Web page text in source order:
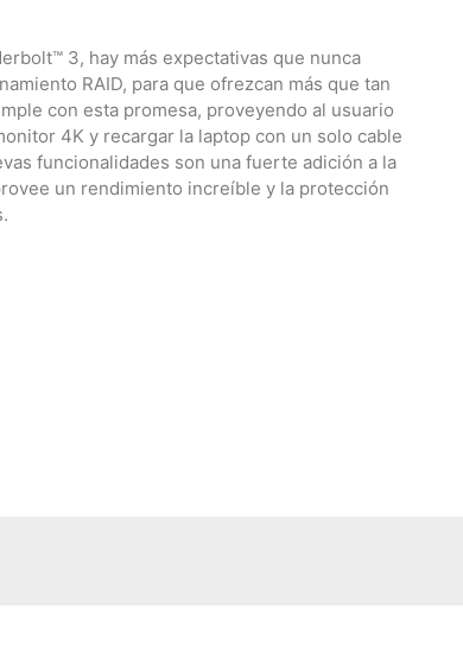
3, hay más expectativas que nunca
RAID, para que ofrezcan más que tan
con esta promesa, proveyendo al usuario
4K y recargar la laptop con un solo cable
funcionalidades son una fuerte adición a la
un rendimiento increíble y la protección